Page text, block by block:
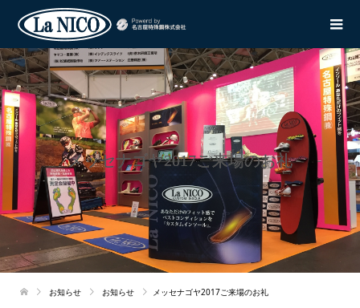
メッセナゴヤ2017ご来場のお礼
お知らせ お知らせ メッセナゴヤ2017ご来場のお礼